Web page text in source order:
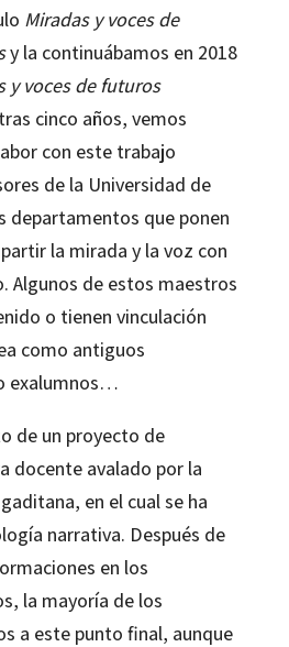
Miradas y voces de
y la continuábamos en 2018
y voces de futuros
cinco años, vemos
con este trabajo
de la Universidad de
departamentos que ponen
la mirada y la voz con
Algunos de estos maestros
o tienen vinculación
como antiguos
exalumnos…
de un proyecto de
docente avalado por la
en el cual se ha
narrativa. Después de
en los
la mayoría de los
a este punto final, aunque